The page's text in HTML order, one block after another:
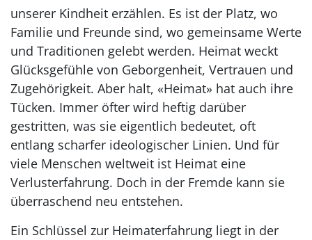
unserer Kindheit erzählen. Es ist der Platz, wo
Familie und Freunde sind, wo gemeinsame Werte
und Traditionen gelebt werden. Heimat weckt
Glücksgefühle von Geborgenheit, Vertrauen und
Zugehörigkeit. Aber halt, «Heimat» hat auch ihre
Tücken. Immer öfter wird heftig darüber
gestritten, was sie eigentlich bedeutet, oft
entlang scharfer ideologischer Linien. Und für
viele Menschen weltweit ist Heimat eine
Verlusterfahrung. Doch in der Fremde kann sie
überraschend neu entstehen.
Ein Schlüssel zur Heimaterfahrung liegt in der